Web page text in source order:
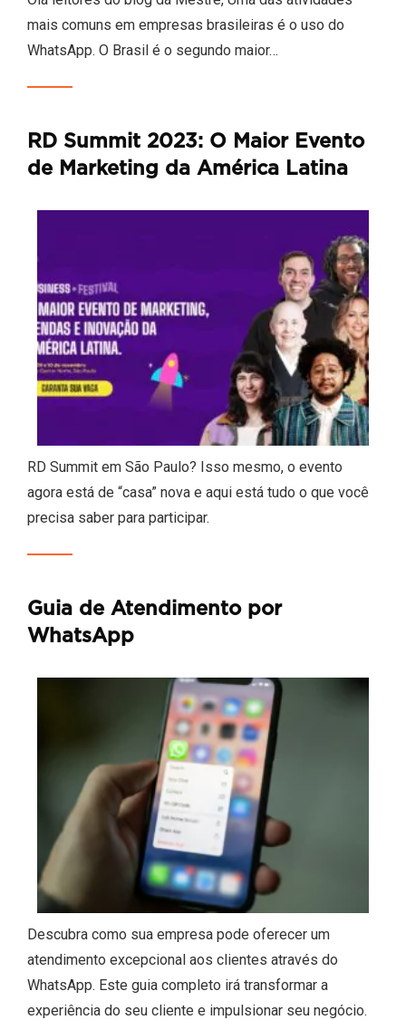
mais comuns em empresas brasileiras é o uso do
WhatsApp. O Brasil é o segundo maior…
RD Summit 2023: O Maior Evento
de Marketing da América Latina
RD Summit em São Paulo? Isso mesmo, o evento
agora está de “casa” nova e aqui está tudo o que você
precisa saber para participar.
Guia de Atendimento por
WhatsApp
Descubra como sua empresa pode oferecer um
atendimento excepcional aos clientes através do
WhatsApp. Este guia completo irá transformar a
experiência do seu cliente e impulsionar seu negócio.